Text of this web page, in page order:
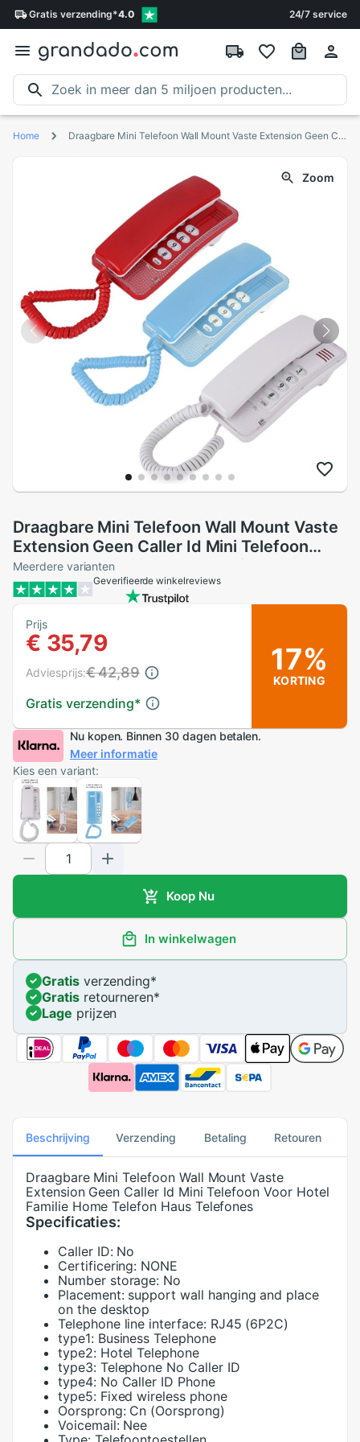
Gratis verzending*4.0 24/7 service
Home Draagbare Mini Telefoon Wall Mount Vaste Extension Geen Caller Id Mini Telefoon Voor Hotel Familie Home Telefon Haus Telefones
Zoom
Draagbare Mini Telefoon Wall Mount Vaste
Extension Geen Caller Id Mini Telefoon
Voor Hotel Familie Home Telefon Haus
Telefones
Meerdere varianten
Geverifieerde winkelreviews
Prijs
€ 35,79
Gratis verzending*
Adviesprijs:€ 42,89 17%
KORTING
Nu kopen. Binnen 30 dagen betalen.
Meer informatie
Kies een variant:
Koop Nu
In winkelwagen
Gratisverzending*
Gratisretourneren*
Lage prijzen
Beschrijving Verzending Betaling Retouren
Draagbare Mini Telefoon Wall Mount Vaste
Extension Geen Caller Id Mini Telefoon Voor Hotel
Familie Home Telefon Haus Telefones
Specificaties:
Caller ID: No
Certificering: NONE
Number storage: No
Placement: support wall hanging and place
on the desktop
Telephone line interface: RJ45 (6P2C)
type1: Business Telephone
type2: Hotel Telephone
type3: Telephone No Caller ID
type4: No Caller ID Phone
type5: Fixed wireless phone
Oorsprong: Cn (Oorsprong)
Voicemail: Nee